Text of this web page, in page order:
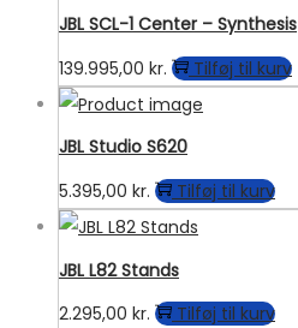
JBL SCL-1 Center – Synthesis
139.995,00 kr. Tilføj til kurv
JBL Studio S620
5.395,00 kr. Tilføj til kurv
JBL L82 Stands
2.295,00 kr. Tilføj til kurv